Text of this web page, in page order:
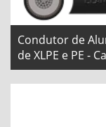
Condutor de
de XLPE e PE -